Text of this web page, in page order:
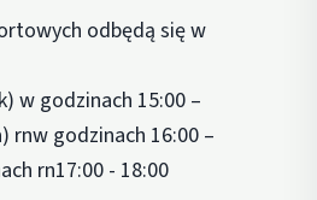
odbędą się w
w godzinach 15:00 –
rnw godzinach 16:00 –
rn17:00 - 18:00